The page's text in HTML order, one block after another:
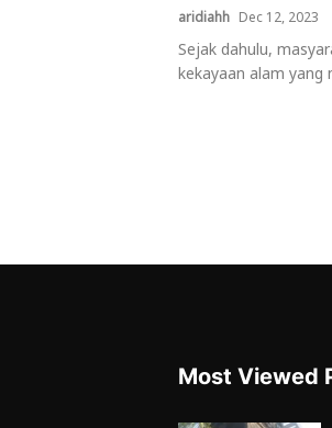
aridiahh Dec 12, 2023
Sejak dahulu,
kekayaan alam yang
Most Viewed